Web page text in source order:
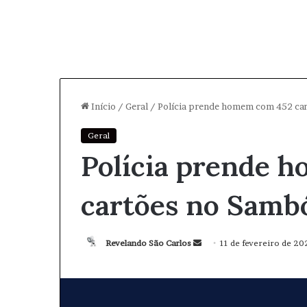
Início / Geral / Polícia prende homem com 452
Geral
Polícia prende
cartões no
Revelando São Carlos 11 de fevereiro de